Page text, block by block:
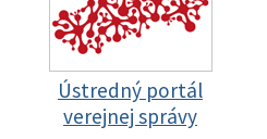
Ústredný portál
verejnej správy